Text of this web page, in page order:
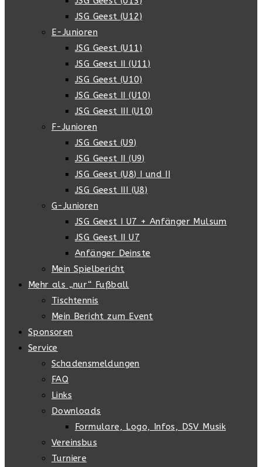
JSG Geest (U12)
E-Junioren
JSG Geest (U11)
JSG Geest II (U11)
JSG Geest (U10)
JSG Geest II (U10)
JSG Geest III (U10)
F-Junioren
JSG Geest (U9)
JSG Geest II (U9)
JSG Geest (U8) I und II
JSG Geest III (U8)
G-Junioren
JSG Geest I U7 + Anfänger Mulsum
JSG Geest II U7
Anfänger Deinste
Mein Spielbericht
Mehr als „nur“ Fußball
Tischtennis
Mein Bericht zum Event
Sponsoren
Service
Schadensmeldungen
FAQ
Links
Downloads
Formulare, Logo, Infos, DSV Musik
Vereinsbus
Turniere